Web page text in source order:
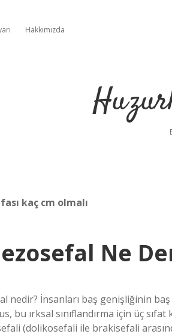
Hakkımızda
kaç cm olmalı
Ne
nedir? İnsanları baş genişliğinin
bu ırksal sınıflandırma için üç
(dolikosefali ile brakisefali